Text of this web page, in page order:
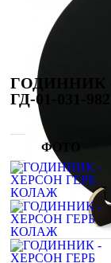
ГОДИННИК
ГД-01-031-982
ФОТО